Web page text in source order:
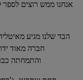
אנחנו ממש רוצים לספר
הבד שלנו מגיע
והתמחתה